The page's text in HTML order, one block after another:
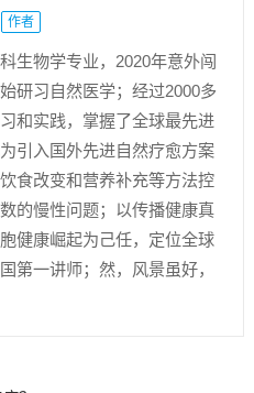
作者
生物学专业，2020年意外闯
研习自然医学；经过2000多
和实践，掌握了全球最先进
引入国外先进自然疗愈方案
食改变和营养补充等方法控
的慢性问题；以传播健康真
健康崛起为己任，定位全球
第一讲师；然，风景虽好，